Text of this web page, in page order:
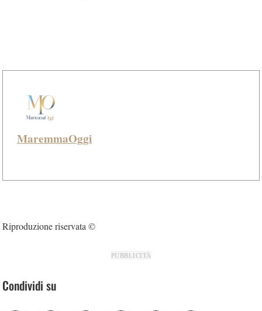
MaremmaOggi
Riproduzione riservata ©
PUBBLICITÀ
Condividi su